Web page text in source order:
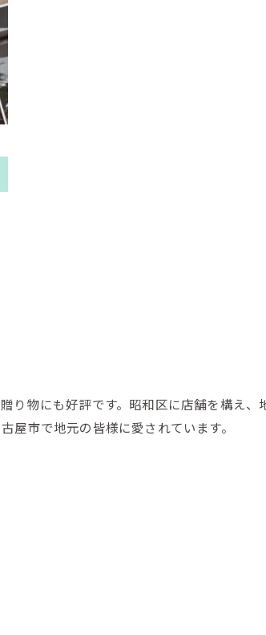
り物にも好評です。昭和区に店舗を構え
屋市で地元の皆様に愛されています。